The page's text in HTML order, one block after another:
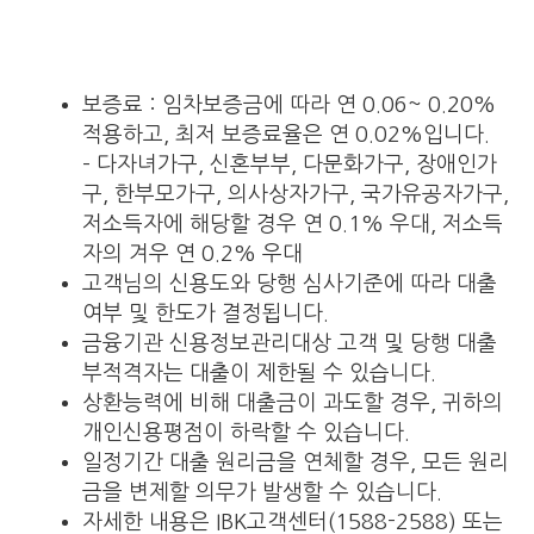
보증료 : 임차보증금에 따라 연 0.06~ 0.20%
적용하고, 최저 보증료율은 연 0.02%입니다.
– 다자녀가구, 신혼부부, 다문화가구, 장애인가
구, 한부모가구, 의사상자가구, 국가유공자가구,
저소득자에 해당할 경우 연 0.1% 우대, 저소득
자의 겨우 연 0.2% 우대
고객님의 신용도와 당행 심사기준에 따라 대출
여부 및 한도가 결정됩니다.
금융기관 신용정보관리대상 고객 및 당행 대출
부적격자는 대출이 제한될 수 있습니다.
상환능력에 비해 대출금이 과도할 경우, 귀하의
개인신용평점이 하락할 수 있습니다.
일정기간 대출 원리금을 연체할 경우, 모든 원리
금을 변제할 의무가 발생할 수 있습니다.
자세한 내용은 IBK고객센터(1588-2588) 또는